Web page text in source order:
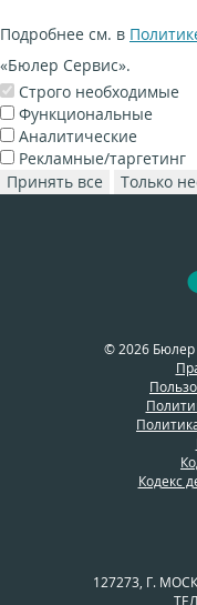
Подробнее см. в
«Бюлер Сервис».
Строго необходимые
Функциональные
Аналитические
Рекламные/таргетинг
Принять все
Только
© 2026
Кодекс
127273, Г.